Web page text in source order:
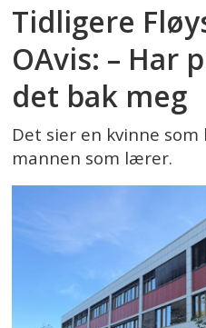
Tidligere
OAvis: – Har
det bak meg
Det sier en kvinne
mannen som lærer.